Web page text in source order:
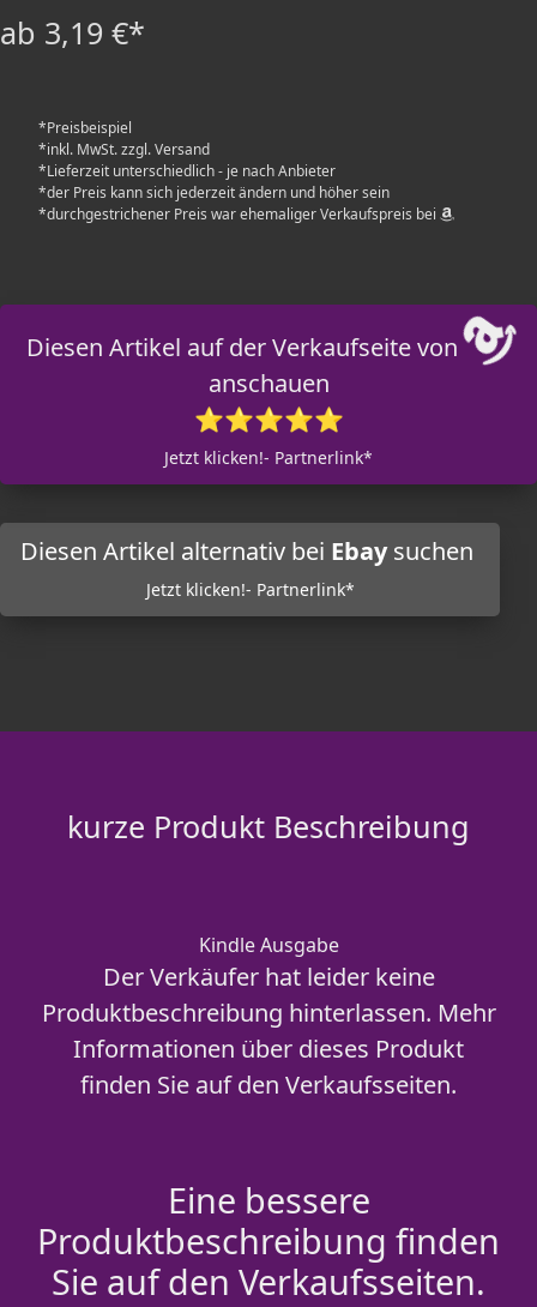
ab 3,19 €*
*Preisbeispiel
*inkl. MwSt. zzgl. Versand
*Lieferzeit unterschiedlich - je nach Anbieter
*der Preis kann sich jederzeit ändern und höher sein
*durchgestrichener Preis war ehemaliger Verkaufspreis bei
Diesen Artikel auf der Verkaufseite von
anschauen
⭐⭐⭐⭐⭐
Jetzt klicken!- Partnerlink*
Diesen Artikel alternativ bei Ebaysuchen
Jetzt klicken!- Partnerlink*
kurze Produkt Beschreibung
Kindle Ausgabe
Der Verkäufer hat leider keine
Produktbeschreibung hinterlassen. Mehr
Informationen über dieses Produkt
finden Sie auf den Verkaufsseiten.
Eine bessere
Produktbeschreibung finden
Sie auf den Verkaufsseiten.